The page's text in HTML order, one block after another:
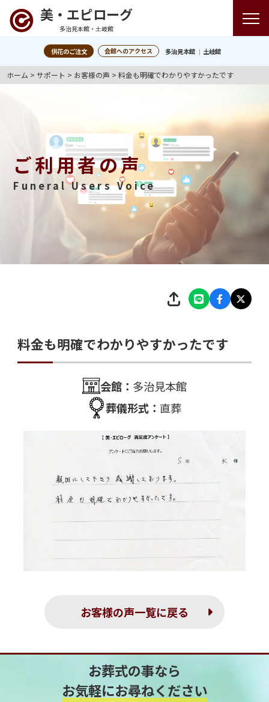
美・エピローグ
多治見本館・土岐館
供花のご注文 会館へのアクセス 多治見本館 土岐館
ホーム >サポート > お客様の声 >料金も明確でわかりやすかったです
ご利用者の声
Funeral Users Voice
料金も明確でわかりやすかったです
会館： 多治見本館
葬儀形式： 直葬
お客様の声一覧に戻る
お葬式の事なら
お気軽にお尋ねください